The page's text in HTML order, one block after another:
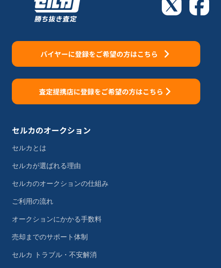
バイヤーに登録をご希望の方はこちら
査定提携店に登録をご希望の方はこちら
セルカのオークション
セルカとは
セルカが選ばれる理由
セルカのオークションの仕組み
ご利用の流れ
オークションにかかる手数料
売却までのサポート体制
セルカ トラブル・不安解消